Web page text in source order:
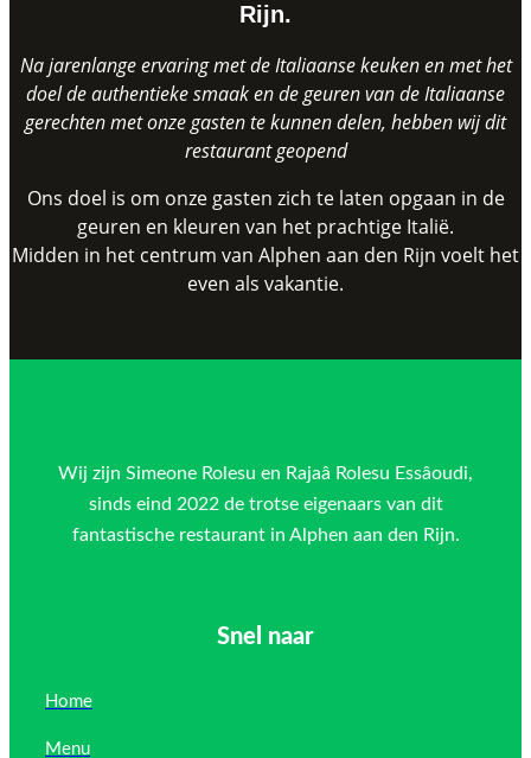
Rijn.
Na jarenlange ervaring met de Italiaanse keuken en met het
doel de authentieke smaak en de geuren van de Italiaanse
gerechten met onze gasten te kunnen delen, hebben wij dit
restaurant geopend
Ons doel is om onze gasten zich te laten opgaan in de
geuren en kleuren van het prachtige Italië.
Midden in het centrum van Alphen aan den Rijn voelt het
even als vakantie.
Wij zijn Simeone Rolesu en Rajaâ Rolesu Essâoudi,
sinds eind 2022 de trotse eigenaars van dit
fantastische restaurant in Alphen aan den Rijn.
Snel naar
Home
Menu